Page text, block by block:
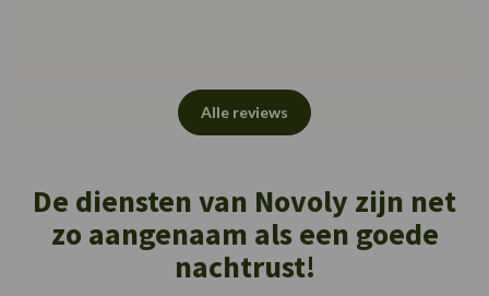
Alle reviews
De diensten van Novoly zijn net
zo aangenaam als een goede
nachtrust!